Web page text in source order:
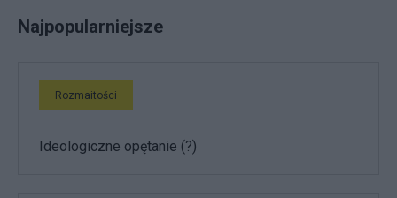
Najpopularniejsze
Rozmaitości
Ideologiczne opętanie (?)